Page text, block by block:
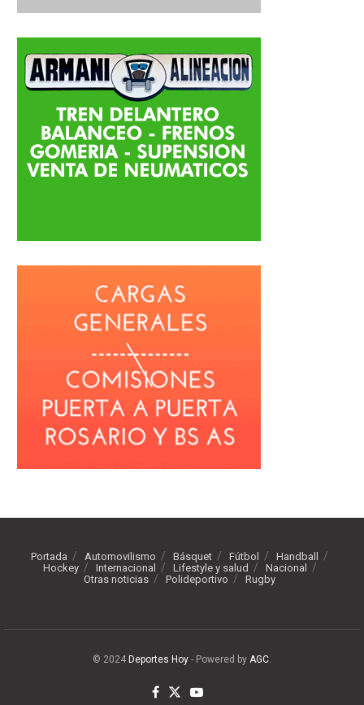
Portada Automovilismo Básquet Fútbol
Handball
Hockey
Internacional Lifestyle y salud
Nacional
Otras noticias
Polideportivo Rugby
© 2024 Deportes Hoy - Powered by AGC